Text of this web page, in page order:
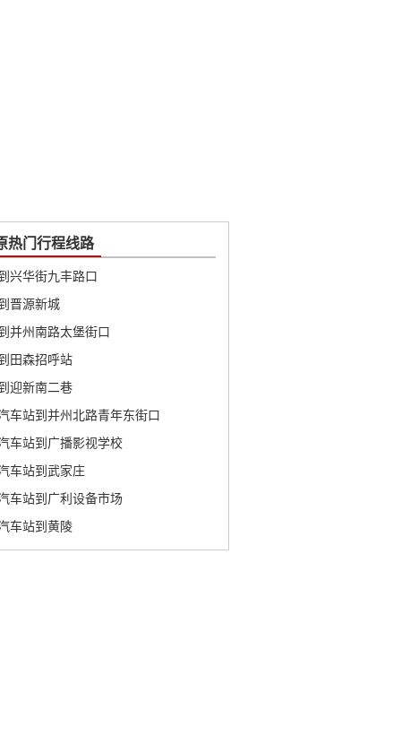
热门行程线路
兴华街九丰路口
晋源新城
并州南路太堡街口
田森招呼站
迎新南二巷
车站到并州北路青年东街口
车站到广播影视学校
车站到武家庄
车站到广利设备市场
车站到黄陵